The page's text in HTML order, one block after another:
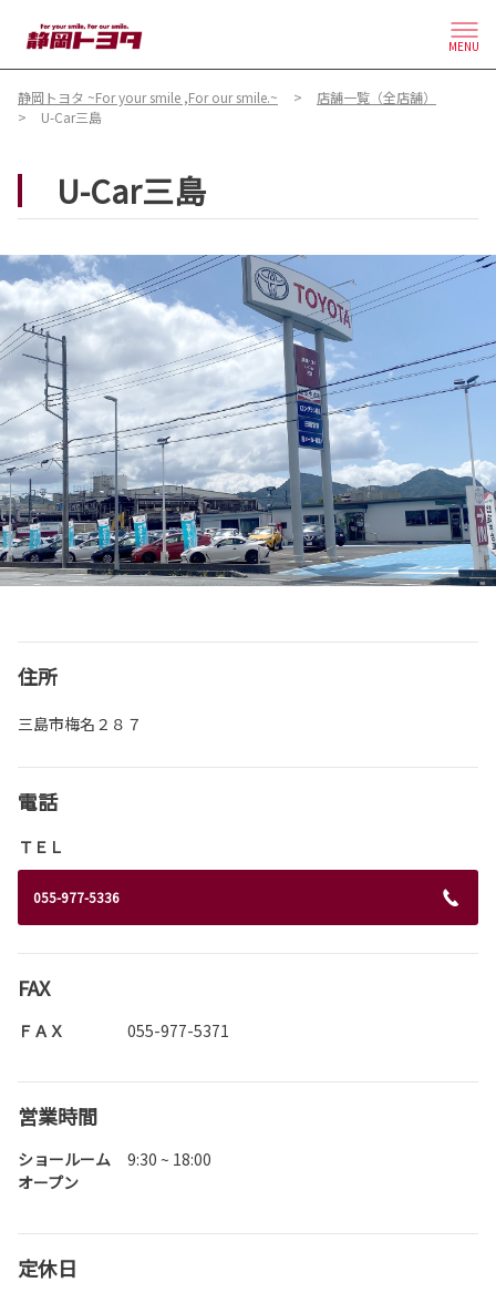
MENU
静岡トヨタ ~For your smile ,For our smile.~
店舗一覧（全店舗）
U-Car三島
U-Car三島
住所
三島市梅名２８７
電話
ＴＥＬ
055-977-5336
FAX
ＦＡＸ 055-977-5371
営業時間
ショールーム
オープン
9:30 ~ 18:00
定休日